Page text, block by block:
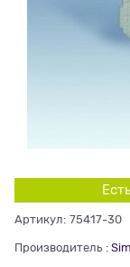
Артикул: 75417-30
Производитель :